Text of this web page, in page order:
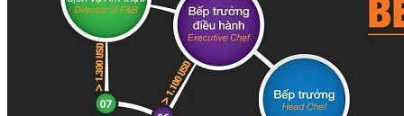
Nghiệp Vụ Pha Chế Tổng Hợp
Nghiệp Vụ Quản Lý Bar
Chuyên Gia Cà Phê
Cà Phê Pha Máy
Khởi Sự Kinh Doanh Cafe – Chuỗi Cafe
Bí Quyết Khởi Nghiệp Mô Hình Đồ Uống